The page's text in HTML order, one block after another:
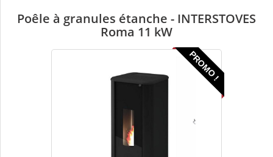
Poêle à granules étanche - INTERSTOVES
Roma 11 kW
PROMO !